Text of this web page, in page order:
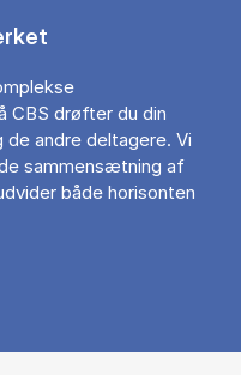
CBS drøfter du din
andre deltagere. Vi
sammensætning af
både horisonten